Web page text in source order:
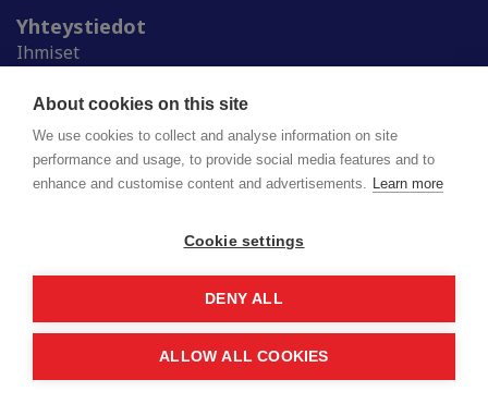
About cookies on this site
We use cookies to collect and analyse information on site
performance and usage, to provide social media features and to
enhance and customise content and advertisements. Learn more
Cookie settings
DENY ALL
ALLOW ALL COOKIES
Yhteystiedot
Ihmiset
Ylioppilaskunnat
Alumnille
Suomen ylioppilaskuntien liitto (SYL) ry
Privacy policy
Saavutettavuusseloste
© 2026 SYL. Created byValve